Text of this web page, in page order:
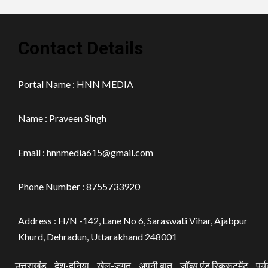
Contact Details
Portal Name : HNN MEDIA
Name : Praveen Singh
Email : hnnmedia615@gmail.com
Phone Number : 8755733920
Address : H/N -142, Lane No 6, Saraswati Vihar, Ajabpur
Khurd, Dehradun, Uttarakhand 248001
उत्तराखंड देश-दुनिया खेल-जगत अपनी बात जॉब्स एंड रिक्रूटमेंट